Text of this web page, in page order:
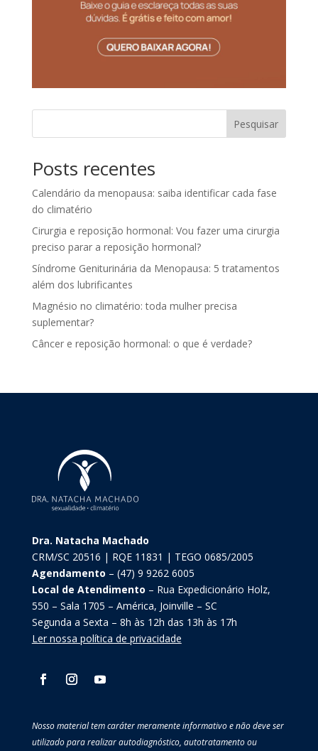
Pesquisar
Posts recentes
Calendário da menopausa: saiba identificar cada fase
do climatério
Cirurgia e reposição hormonal: Vou fazer uma cirurgia
preciso parar a reposição hormonal?
Síndrome Geniturinária da Menopausa: 5 tratamentos
além dos lubrificantes
Magnésio no climatério: toda mulher precisa
suplementar?
Câncer e reposição hormonal: o que é verdade?
Dra. Natacha Machado
CRM/SC 20516 | RQE 11831 | TEGO 0685/2005
Agendamento – (47) 9 9262 6005
Local de Atendimento – Rua Expedicionário Holz,
550 – Sala 1705 – América, Joinville – SC
Segunda a Sexta – 8h às 12h das 13h às 17h
Ler nossa política de privacidade
Nosso material tem caráter meramente informativo e não deve ser
utilizado para realizar autodiagnóstico, autotratamento ou